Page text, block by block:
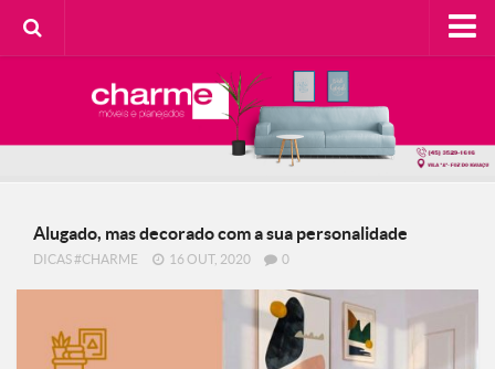
SOBRE A CHARME
Decorando com Charme
Design Consciente
Faça Você Mesma
Alugado, mas decorado com a sua personalidade
DICAS #CHARME 16 OUT, 2020 0